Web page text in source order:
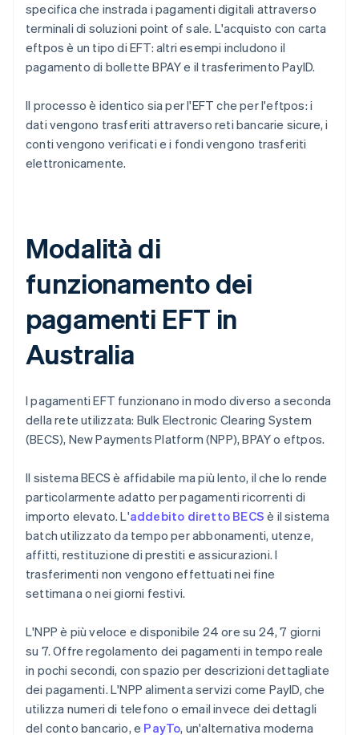
specifica che instrada i pagamenti digitali attraverso
terminali di soluzioni point of sale. L'acquisto con carta
eftpos è un tipo di EFT: altri esempi includono il
pagamento di bollette BPAY e il trasferimento PayID.
Il processo è identico sia per l'EFT che per l'eftpos: i
dati vengono trasferiti attraverso reti bancarie sicure, i
conti vengono verificati e i fondi vengono trasferiti
elettronicamente.
Modalità di
funzionamento dei
pagamenti EFT in
Australia
I pagamenti EFT funzionano in modo diverso a seconda
della rete utilizzata: Bulk Electronic Clearing System
(BECS), New Payments Platform (NPP), BPAY o eftpos.
Il sistema BECS è affidabile ma più lento, il che lo rende
particolarmente adatto per pagamenti ricorrenti di
importo elevato. L'addebito diretto BECS è il sistema
batch utilizzato da tempo per abbonamenti, utenze,
affitti, restituzione di prestiti e assicurazioni. I
trasferimenti non vengono effettuati nei fine
settimana o nei giorni festivi.
L'NPP è più veloce e disponibile 24 ore su 24, 7 giorni
su 7. Offre regolamento dei pagamenti in tempo reale
in pochi secondi, con spazio per descrizioni dettagliate
dei pagamenti. L'NPP alimenta servizi come PayID, che
utilizza numeri di telefono o email invece dei dettagli
del conto bancario, e PayTo, un'alternativa moderna